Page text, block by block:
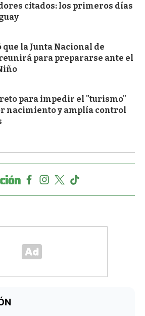
citados: los primeros días
la Junta Nacional de
para prepararse ante el
para impedir el "turismo"
nacimiento y amplía control